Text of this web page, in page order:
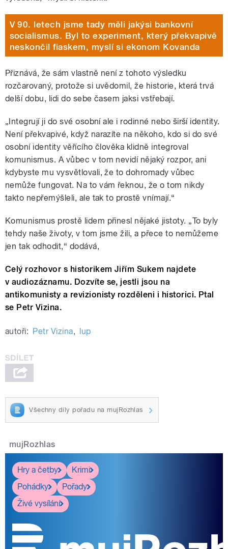
V 90. letech jsme tady měli jakýsi bankovní
socialismus. Byl to experiment, který překvapivě
neskončil fiaskem, myslí si ekonom Kovanda
Přiznává, že sám vlastně není z tohoto výsledku
rozčarovaný, protože si uvědomil, že historie, která trvá
delší dobu, lidi do sebe časem jaksi vstřebají.
„Integrují ji do své osobní ale i rodinné nebo širší identity.
Není překvapivé, když narazíte na někoho, kdo si do své
osobní identity věřícího člověka klidně integroval
komunismus. A vůbec v tom nevidí nějaký rozpor, ani
kdybyste mu vysvětlovali, že to dohromady vůbec
nemůže fungovat. Na to vám řeknou, že o tom nikdy
takto nepřemýšleli, ale tak to prostě vnímají.“
Komunismus prostě lidem přinesl nějaké jistoty. „To byly
tehdy naše životy, v tom jsme žili, a přece to nemůžeme
jen tak odhodit,“ dodává,
Celý rozhovor s historikem Jiřím Sukem najdete
v audiozáznamu. Dozvíte se, jestli jsou na
antikomunisty a revizionisty rozděleni i historici. Ptal
se Petr Vizina.
autoři: Petr Vizina, lup
Všechny díly pořadu na mujRozhlas
mujRozhlas
Hry a četby
Krimi
Pohádky
Pořady
Živé vysílání